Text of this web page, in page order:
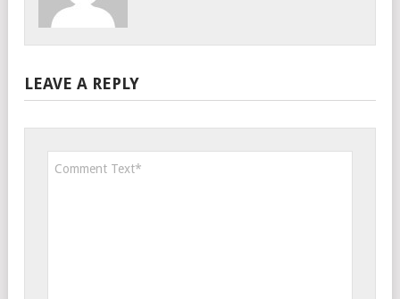
LEAVE A REPLY